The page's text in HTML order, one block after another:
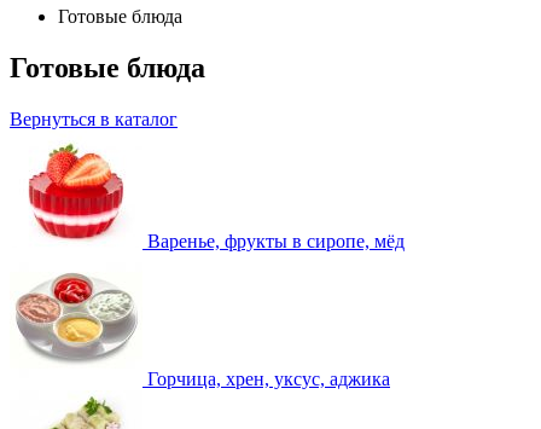
Готовые блюда
Готовые блюда
Вернуться в каталог
Варенье, фрукты в сиропе, мёд
Горчица, хрен, уксус, аджика